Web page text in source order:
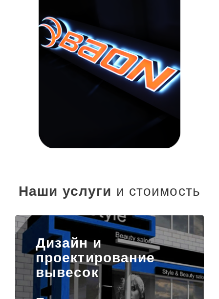
Дизайн и
проектирование
вывесок
Бесплатно